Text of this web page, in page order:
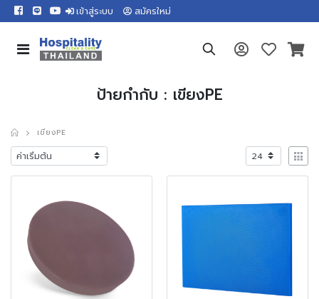
เข้าสู่ระบบ สมัครใหม่
ป้ายกำกับ : เขียงPE
เขียงPE